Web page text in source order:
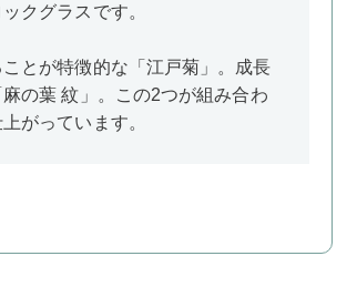
クグラスです。
とが特徴的な「江戸菊」。成長
の葉 紋」。この2つが組み合わ
がっています。